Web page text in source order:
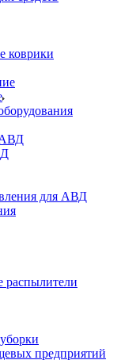
коврики
АВД
для АВД
распылители